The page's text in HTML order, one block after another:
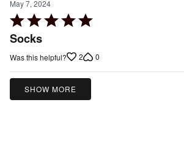
May 7, 2024
Rated
5
of
5
Socks
Was this helpful? 2 0
SHOW MORE